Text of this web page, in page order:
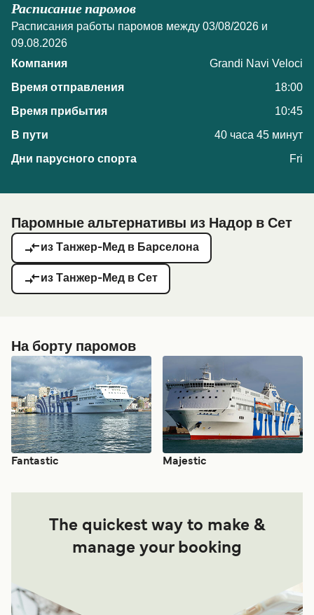
Расписание паромов
Расписания работы паромов между 03/08/2026 и
09.08.2026
Grandi Navi Veloci
18:00
10:45
40 часа 45 минут
Fri
Паромные альтернативы из Надор в Сет
из Танжер-Мед в Барселона
из Танжер-Мед в Сет
На борту паромов
Fantastic Majestic
The quickest way to make &
manage your booking